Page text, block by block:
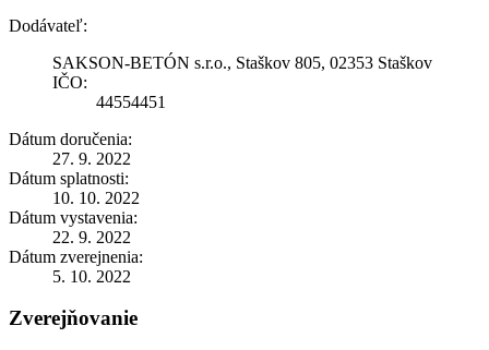
Dodávateľ:
SAKSON-BETÓN s.r.o., Staškov 805, 02353 Staškov
IČO:
44554451
Dátum doručenia:
27. 9. 2022
Dátum splatnosti:
10. 10. 2022
Dátum vystavenia:
22. 9. 2022
Dátum zverejnenia:
5. 10. 2022
Zverejňovanie